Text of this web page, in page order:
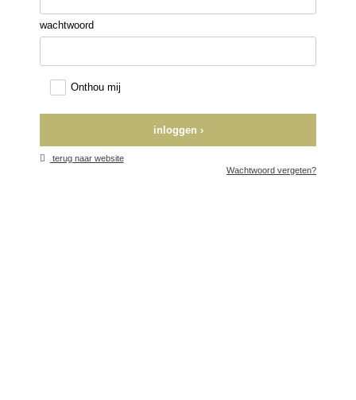
wachtwoord
Onthou mij
inloggen ›
terug naar website
Wachtwoord vergeten?